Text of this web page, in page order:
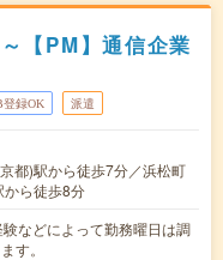
【PM】通信企業
登録OK 派遣
都)駅から徒歩7分／浜松町
から徒歩8分
などによって勤務曜日は調
す。